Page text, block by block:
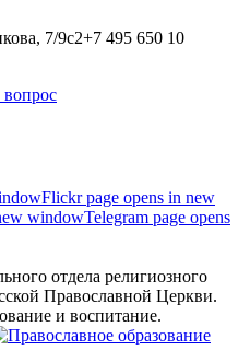
7/9с2+7 495 650 10
вопрос
Flickr page opens in new
windowTelegram page opens
отдела религиозного
Православной Церкви.
и воспитание.